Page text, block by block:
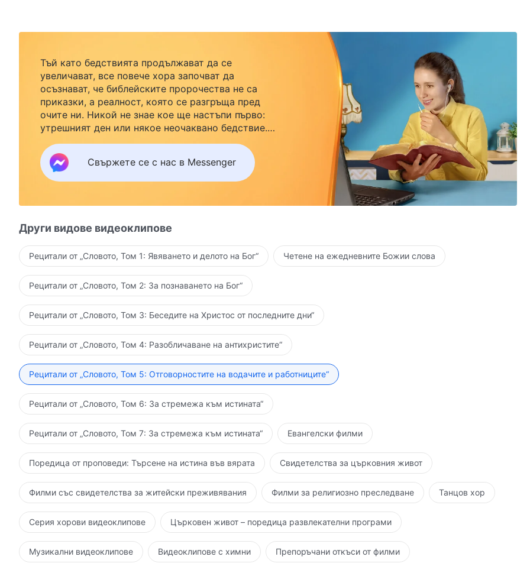
Тъй като бедствията продължават да се
увеличават, все повече хора започват да
осъзнават, че библейските пророчества не са
приказки, а реалност, която се разгръща пред
очите ни. Никой не знае кое ще настъпи първо:
утрешният ден или някое неочаквано бедствие.
Господ със семейството си и да намерите
безопасност под Божията закрила, кликнете
върху Messenger, за да се присъедините към
Свържете се с нас в Messenger
Други видове видеоклипове
Рецитали от „Словото, Том 1: Явяването и делото на Бог“ Четене на ежедневните Божии слова
Рецитали от „Словото, Том 2: За познаването на Бог“
Рецитали от „Словото, Том 3: Беседите на Христос от последните дни“
Рецитали от „Словото, Том 4: Разобличаване на антихристите“
Рецитали от „Словото, Том 5: Отговорностите на водачите и работниците“
Рецитали от „Словото, Том 6: За стремежа към истината“
Рецитали от „Словото, Том 7: За стремежа към истината“ Евангелски филми
Поредица от проповеди: Търсене на истина във вярата Свидетелства за църковния живот
Филми със свидетелства за житейски преживявания Филми за религиозно преследване Танцов хор
Серия хорови видеоклипове Църковен живот – поредица развлекателни програми
Музикални видеоклипове Видеоклипове с химни Препоръчани откъси от филми